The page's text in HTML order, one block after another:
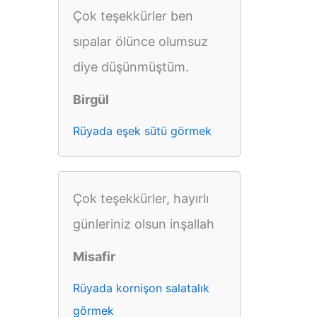
Çok teşekkürler ben
sıpalar ölünce olumsuz
diye düşünmüştüm.
Birgül
Rüyada eşek sütü görmek
Çok teşekkürler, hayırlı
günleriniz olsun inşallah
Misafir
Rüyada kornişon salatalık
görmek